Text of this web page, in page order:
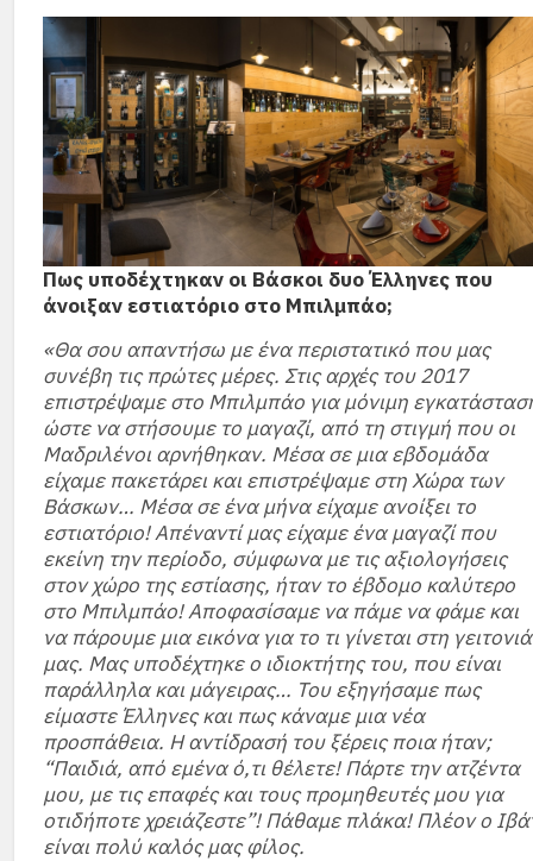
Πως υποδέχτηκαν οι Βάσκοι δυο Έλληνες που
άνοιξαν εστιατόριο στο Μπιλμπάο;
«Θα σου απαντήσω με ένα περιστατικό που μας
συνέβη τις πρώτες μέρες. Στις αρχές του 2017
επιστρέψαμε στο Μπιλμπάο για μόνιμη
ώστε να στήσουμε το μαγαζί, από τη στιγμή που οι
Μαδριλένοι αρνήθηκαν. Μέσα σε μια εβδομάδα
είχαμε πακετάρει και επιστρέψαμε στη Χώρα των
Βάσκων… Μέσα σε ένα μήνα είχαμε ανοίξει το
εστιατόριο! Απέναντί μας είχαμε ένα μαγαζί που
εκείνη την περίοδο, σύμφωνα με τις αξιολογήσεις
στον χώρο της εστίασης, ήταν το έβδομο καλύτερο
στο Μπιλμπάο! Αποφασίσαμε να πάμε να φάμε και
να πάρουμε μια εικόνα για το τι γίνεται στη γειτονιά
μας. Μας υποδέχτηκε ο ιδιοκτήτης του, που είναι
παράλληλα και μάγειρας… Του εξηγήσαμε πως
είμαστε Έλληνες και πως κάναμε μια νέα
προσπάθεια. Η αντίδρασή του ξέρεις ποια ήταν;
“Παιδιά, από εμένα ό,τι θέλετε! Πάρτε την ατζέντα
μου, με τις επαφές και τους προμηθευτές μου για
οτιδήποτε χρειάζεστε”! Πάθαμε πλάκα! Πλέον ο
είναι πολύ καλός μας φίλος.